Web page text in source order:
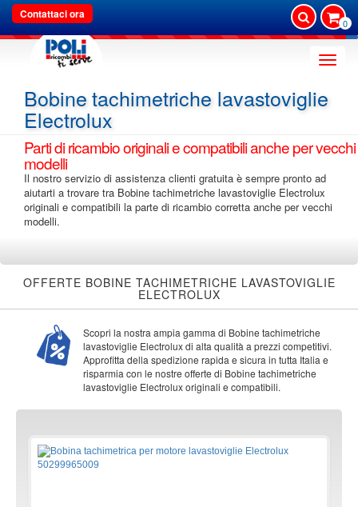
Contattaci ora
0
Toggle
Bobine tachimetriche lavastoviglie
Electrolux
Parti di ricambio originali e compatibili anche per vecchi
modelli
Il nostro servizio di assistenza clienti gratuita è sempre pronto ad
aiutarti a trovare tra Bobine tachimetriche lavastoviglie Electrolux
originali e compatibili la parte di ricambio corretta anche per vecchi
modelli.
OFFERTE BOBINE TACHIMETRICHE LAVASTOVIGLIE
ELECTROLUX
Scopri la nostra ampia gamma di Bobine tachimetriche
lavastoviglie Electrolux di alta qualità a prezzi competitivi.
Approfitta della spedizione rapida e sicura in tutta Italia e
risparmia con le nostre offerte di Bobine tachimetriche
lavastoviglie Electrolux originali e compatibili.